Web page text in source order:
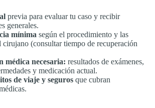
previa para evaluar tu caso y recibir
generales.
mínima según el procedimiento y las
cirujano (consultar tiempo de recuperación
médica necesaria: resultados de exámenes,
y medicación actual.
de viaje y seguros que cubran